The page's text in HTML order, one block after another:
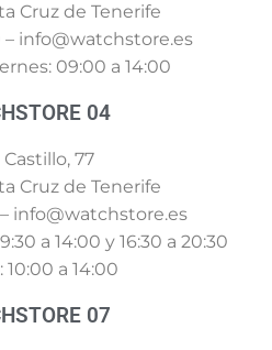
Cruz de Tenerife
– info@watchstore.es
09:00 a 14:00
04
Castillo, 77
Cruz de Tenerife
– info@watchstore.es
a 14:00 y 16:30 a 20:30
10:00 a 14:00
07